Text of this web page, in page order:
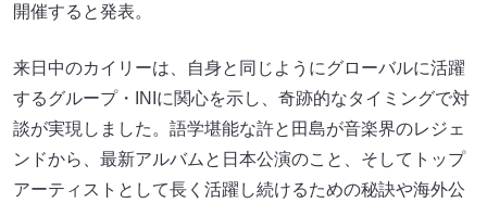
開催すると発表。
来日中のカイリーは、自身と同じようにグローバルに活躍
するグループ・INIに関心を示し、奇跡的なタイミングで対
談が実現しました。語学堪能な許と田島が音楽界のレジェ
ンドから、最新アルバムと日本公演のこと、そしてトップ
アーティストとして長く活躍し続けるための秘訣や海外公